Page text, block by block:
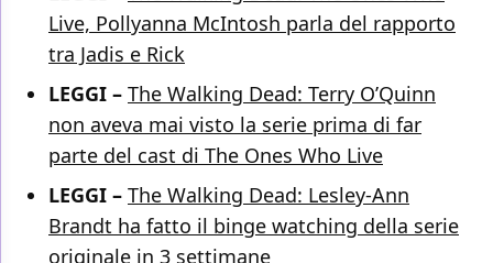
Live, Pollyanna McIntosh parla del rapporto
tra Jadis e Rick
LEGGI – The Walking Dead: Terry O’Quinn
non aveva mai visto la serie prima di far
parte del cast di The Ones Who Live
LEGGI – The Walking Dead: Lesley-Ann
Brandt ha fatto il binge watching della serie
originale in 3 settimane